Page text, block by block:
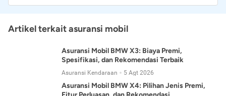
Artikel terkait asuransi mobil
Asuransi Mobil BMW X3: Biaya Premi,
Spesifikasi, dan Rekomendasi Terbaik
Asuransi Kendaraan 5 Agt 2026
Asuransi Mobil BMW X4: Pilihan Jenis Premi,